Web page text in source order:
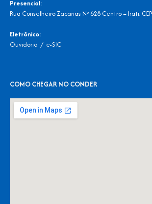
Presencial:
Rua Conselheiro Zacarias Nº 628 Centro – Irati,
Eletrônico:
Ouvidoria / e-SIC
COMO CHEGAR NO CONDER